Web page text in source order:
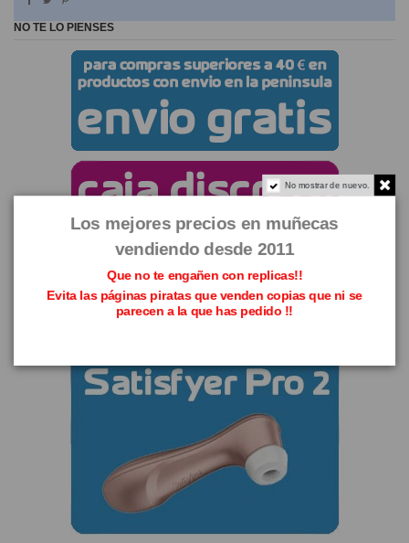
NO TE LO PIENSES
No mostrar de nuevo.
Los mejores precios en muñecas
vendiendo desde 2011
Que no te engañen con replicas!!
Evita las páginas piratas que venden copias que ni se
parecen a la que has pedido !!